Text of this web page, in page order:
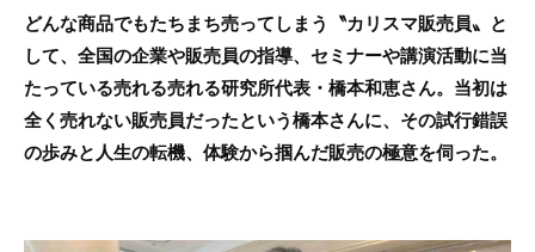
どんな商品でもたちまち売ってしまう〝カリスマ販売員〟と
して、全国の企業や販売員の指導、セミナーや講演活動に当
たっている売れる売れる研究所代表・橋本和恵さん。当初は
全く売れない販売員だったという橋本さんに、その試行錯誤
の歩みと人生の転機、体験から掴んだ販売の極意を伺った。